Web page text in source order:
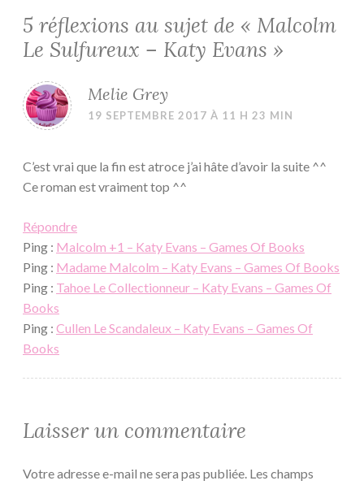
5 réflexions au sujet de « Malcolm
Le Sulfureux – Katy Evans »
Melie Grey
19 SEPTEMBRE 2017 À 11 H 23 MIN
C’est vrai que la fin est atroce j’ai hâte d’avoir la suite ^^
Ce roman est vraiment top ^^
Répondre
Ping : Malcolm +1 – Katy Evans – Games Of Books
Ping : Madame Malcolm – Katy Evans – Games Of Books
Ping : Tahoe Le Collectionneur – Katy Evans – Games Of
Books
Ping : Cullen Le Scandaleux – Katy Evans – Games Of
Books
Laisser un commentaire
Votre adresse e-mail ne sera pas publiée. Les champs